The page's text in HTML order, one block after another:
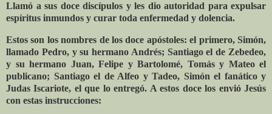
Llamó a sus doce discípulos y les dio autoridad para expulsar
espíritus inmundos y curar toda enfermedad y dolencia.
Estos son los nombres de los doce apóstoles: el primero, Simón,
llamado Pedro, y su hermano Andrés; Santiago el de Zebedeo,
y su hermano Juan, Felipe y Bartolomé, Tomás y Mateo el
publicano; Santiago el de Alfeo y Tadeo, Simón el fanático y
Judas Iscariote, el que lo entregó. A estos doce los envió Jesús
con estas instrucciones: